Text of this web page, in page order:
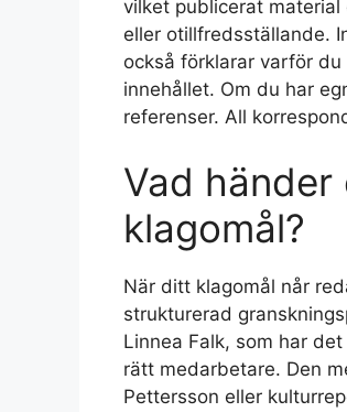
vilket publicerat
eller otillfredsställande.
också förklarar varför
innehållet. Om du har
referenser. All
Vad
klagomål?
När ditt klagomål når
strukturerad
Linnea Falk, som har
rätt medarbetare. Den
Pettersson eller